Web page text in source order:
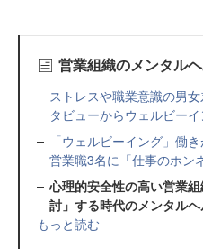
営業組織のメンタル
ストレスや職業意識の男
タビューからウェルビー
「ウェルビーイング」働
営業職3名に「仕事のホン
心理的安全性の高い営業
討」する時代のメンタル
もっと読む